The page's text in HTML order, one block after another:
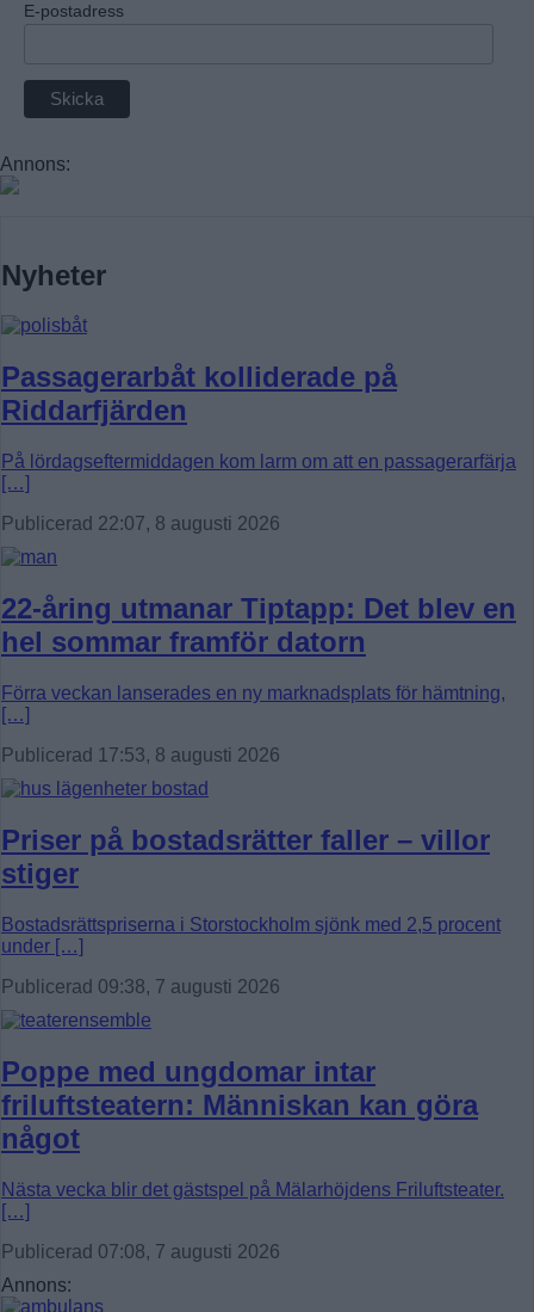
E-postadress
Annons:
Nyheter
Passagerarbåt kolliderade på
Riddarfjärden
På lördagseftermiddagen kom larm om att en passagerarfärja
[…]
Publicerad 22:07, 8 augusti 2026
22-åring utmanar Tiptapp: Det blev en
hel sommar framför datorn
Förra veckan lanserades en ny marknadsplats för hämtning,
[…]
Publicerad 17:53, 8 augusti 2026
Priser på bostadsrätter faller – villor
stiger
Bostadsrättspriserna i Storstockholm sjönk med 2,5 procent
under […]
Publicerad 09:38, 7 augusti 2026
Poppe med ungdomar intar
friluftsteatern: Människan kan göra
något
Nästa vecka blir det gästspel på Mälarhöjdens Friluftsteater.
[…]
Publicerad 07:08, 7 augusti 2026
Annons: